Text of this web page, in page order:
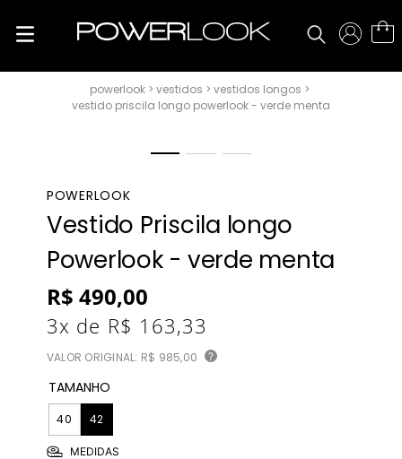
vestidos
vestidos longos
vestido priscila longo powerlook - verde menta
POWERLOOK
Vestido Priscila longo
Powerlook - verde menta
R$ 490,00
3x de R$ 163,33
VALOR ORIGINAL: R$ 985,00 ?
TAMANHO
40 42
MEDIDAS